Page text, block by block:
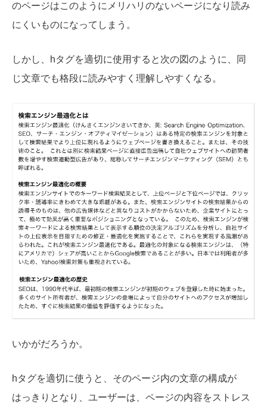
のページはこのようにメリハリのないページになり読み
にくいものになってしまう。
しかし、hタグを適切に使用すると次の図のように、同
じ文章でも格段に読みやすく理解しやすくなる。
いかがだろうか。
hタグを適切に使うと、そのページ内の文章の構成が
はっきりとなり、ユーザーは、ページの内容をストレス